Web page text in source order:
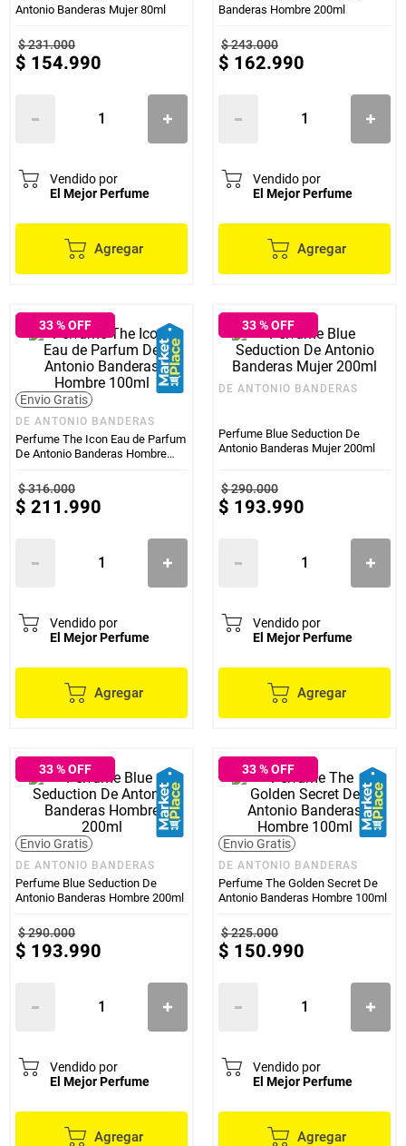
Antonio Banderas Mujer 80ml
$231.000
$ 154.990
Vendido por
El Mejor Perfume
Agregar
Banderas Hombre 200ml
$243.000
$ 162.990
Vendido por
El Mejor Perfume
Agregar
Envio Gratis
33% OFF
DE ANTONIO BANDERAS
Perfume The Icon Eau de Parfum
De Antonio Banderas Hombre
$316.000
$ 211.990
Vendido por
El Mejor Perfume
Agregar
33% OFF
DE ANTONIO BANDERAS
Perfume Blue Seduction De
Antonio Banderas Mujer 200ml
$290.000
$ 193.990
Vendido por
El Mejor Perfume
Agregar
Envio Gratis
33% OFF
DE ANTONIO BANDERAS
Perfume Blue Seduction De
Antonio Banderas Hombre 200ml
$290.000
$ 193.990
Vendido por
El Mejor Perfume
Agregar
Envio Gratis
33% OFF
DE ANTONIO BANDERAS
Perfume The Golden Secret De
Antonio Banderas Hombre 100ml
$225.000
$ 150.990
Vendido por
El Mejor Perfume
Agregar